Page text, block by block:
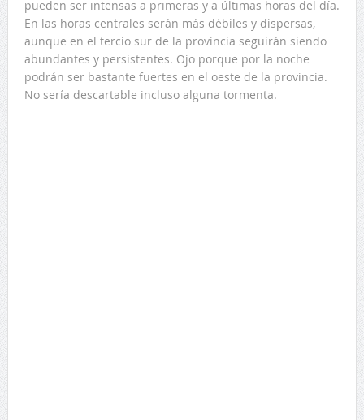
pueden ser intensas a primeras y a últimas horas del día.
En las horas centrales serán más débiles y dispersas,
aunque en el tercio sur de la provincia seguirán siendo
abundantes y persistentes. Ojo porque por la noche
podrán ser bastante fuertes en el oeste de la provincia.
No sería descartable incluso alguna tormenta.